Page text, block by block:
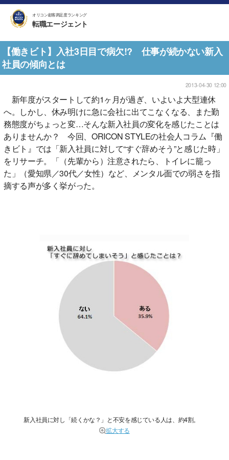
オリコン顧客満足度ランキング
転職エージェント
【働きビト】入社3日目で病欠!? 仕事が続かない新入
社員の傾向とは
2013-04-30 12:00
新年度がスタートして約1ヶ月が過ぎ、いよいよ大型連休
へ。しかし、休み明けに急に会社に出てこなくなる、また勤
務態度がちょっと変…そんな新入社員の変化を感じたことは
ありませんか？ 今回、ORICON STYLEの社会人コラム『働
きビト』では「新入社員に対して“すぐ辞めそう”と感じた時」
をリサーチ。「（先輩から）注意されたら、トイレに籠っ
た」（愛知県／30代／女性）など、メンタル面での弱さを指
摘する声が多く挙がった。
新入社員に対し「続くかな？」と不安を感じている人は、約4割。
拡大する